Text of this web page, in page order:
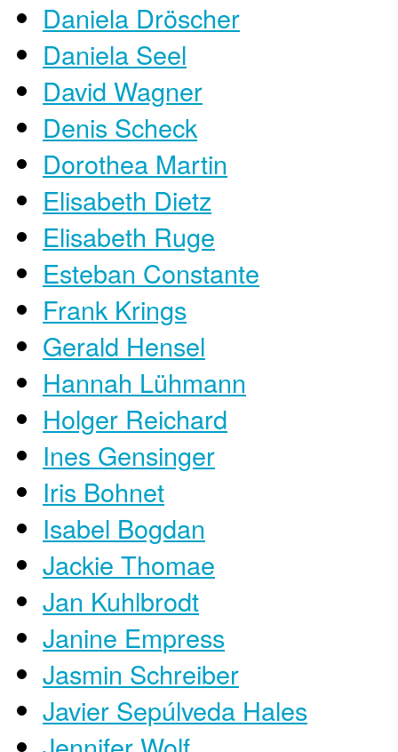
Daniela Dröscher
Daniela Seel
David Wagner
Denis Scheck
Dorothea Martin
Elisabeth Dietz
Elisabeth Ruge
Esteban Constante
Frank Krings
Gerald Hensel
Hannah Lühmann
Holger Reichard
Ines Gensinger
Iris Bohnet
Isabel Bogdan
Jackie Thomae
Jan Kuhlbrodt
Janine Empress
Jasmin Schreiber
Javier Sepúlveda Hales